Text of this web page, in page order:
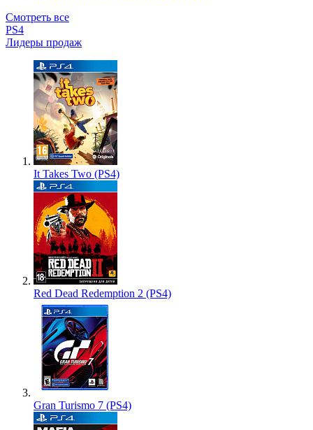
Смотреть все
PS4
Лидеры продаж
It Takes Two (PS4)
Red Dead Redemption 2 (PS4)
Gran Turismo 7 (PS4)